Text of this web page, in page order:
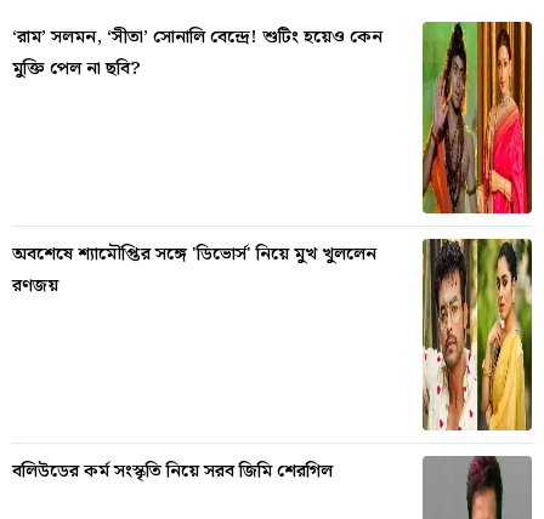
‘রাম’ সলমন, ‘সীতা’ সোনালি বেন্দ্রে! শুটিং হয়েও কেন
মুক্তি পেল না ছবি?
অবশেষে শ্যামৌপ্তির সঙ্গে 'ডিভোর্স' নিয়ে মুখ খুললেন
রণজয়
বলিউডের কর্ম সংস্কৃতি নিয়ে সরব জিমি শেরগিল